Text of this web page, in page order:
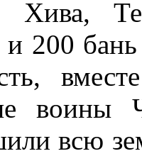
Хива,
и 200
воины
всю